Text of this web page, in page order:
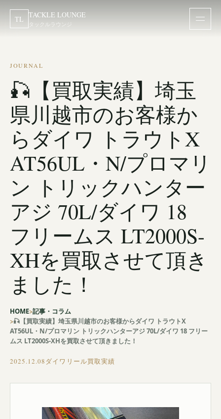
TL TACKLE LOUNGE
タックルラウンジ
JOURNAL
🎣【買取実績】埼玉
県川越市のお客様か
らダイワ トラウトX
AT56UL・N/プロマリ
ン トリックハンター
アジ 70L/ダイワ 18
フリームス LT2000S-
XHを買取させて頂き
ました！
HOME 記事・コラム
🎣【買取実績】埼玉県川越市のお客様からダイワ トラウトX
AT56UL・N/プロマリン トリックハンターアジ 70L/ダイワ 18 フリー
ムス LT2000S-XHを買取させて頂きました！
2025.12.08ダイワリール買取実績